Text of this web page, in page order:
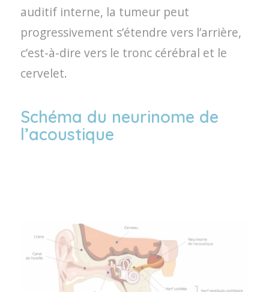
auditif interne, la tumeur peut
progressivement s’étendre vers l’arrière,
c’est-à-dire vers le tronc cérébral et le
cervelet.
Schéma du neurinome de
l’acoustique